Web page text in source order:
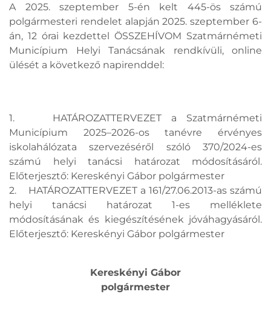
A 2025. szeptember 5-én kelt 445-ös számú
polgármesteri rendelet alapján 2025. szeptember 6-
án, 12 órai kezdettel ÖSSZEHÍVOM Szatmárnémeti
Municípium Helyi Tanácsának rendkívüli, online
ülését a következő napirenddel:
1. HATÁROZATTERVEZET a Szatmárnémeti
Municípium 2025–2026-os tanévre érvényes
iskolahálózata szervezéséről szóló 370/2024-es
számú helyi tanácsi határozat módosításáról.
Előterjesztő: Kereskényi Gábor polgármester
2. HATÁROZATTERVEZET a 161/27.06.2013-as számú
helyi tanácsi határozat 1-es melléklete
módosításának és kiegészítésének jóváhagyásáról.
Előterjesztő: Kereskényi Gábor polgármester
Kereskényi Gábor
polgármester